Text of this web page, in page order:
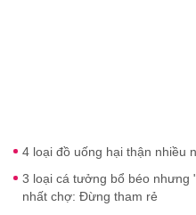
4 loại đồ uống hại thận nhiều
3 loại cá tưởng bổ béo nhưng
nhất chợ: Đừng tham rẻ